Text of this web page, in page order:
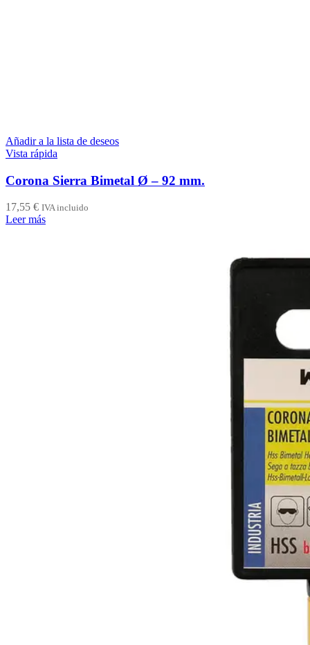
Añadir a la lista de deseos
Vista rápida
Corona Sierra Bimetal Ø – 92 mm.
17,55 € IVA incluido
Leer más